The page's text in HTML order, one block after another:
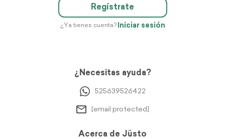
Regístrate
¿Ya tienes cuenta? Iniciar sesión
¿Necesitas ayuda?
525639526422
[email protected]
Acerca de Jüsto